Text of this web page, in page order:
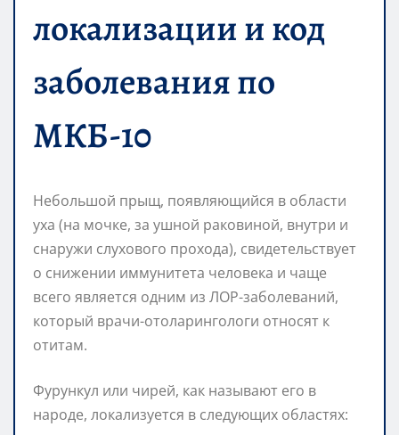
локализации и код
заболевания по
МКБ-10
Небольшой прыщ, появляющийся в области
уха (на мочке, за ушной раковиной, внутри и
снаружи слухового прохода), свидетельствует
о снижении иммунитета человека и чаще
всего является одним из ЛОР-заболеваний,
который врачи-отоларингологи относят к
отитам.
Фурункул или чирей, как называют его в
народе, локализуется в следующих областях: